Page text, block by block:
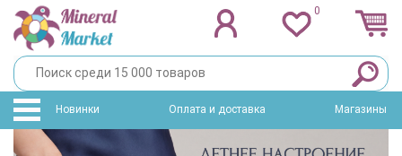
0
Новинки Оплата и доставка Магазины